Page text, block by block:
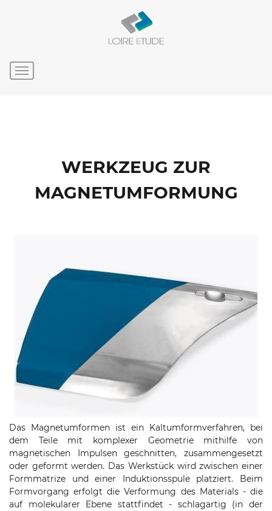
WERKZEUG ZUR
MAGNETUMFORMUNG
Das Magnetumformen ist ein Kaltumformverfahren, bei
dem Teile mit komplexer Geometrie mithilfe von
magnetischen Impulsen geschnitten, zusammengesetzt
oder geformt werden. Das Werkstück wird zwischen einer
Formmatrize und einer Induktionsspule platziert. Beim
Formvorgang erfolgt die Verformung des Materials - die
auf molekularer Ebene stattfindet - schlagartig (in der